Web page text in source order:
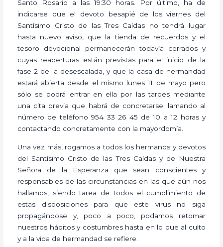
Santo Rosario a las 19:30 horas. Por último, ha de
indicarse que el devoto besapié de los viernes del
Santísimo Cristo de las Tres Caídas no tendrá lugar
hasta nuevo aviso, que la tienda de recuerdos y el
tesoro devocional permanecerán todavía cerrados y
cuyas reaperturas están previstas para el inicio de la
fase 2 de la desescalada, y que la casa de hermandad
estará abierta desde el mismo lunes 11 de mayo pero
sólo se podrá entrar en ella por las tardes mediante
una cita previa que habrá de concretarse llamando al
número de teléfono 954 33 26 45 de 10 a 12 horas y
contactando concretamente con la mayordomía.
Una vez más, rogamos a todos los hermanos y devotos
del Santísimo Cristo de las Tres Caídas y de Nuestra
Señora de la Esperanza que sean conscientes y
responsables de las circunstancias en las que aún nos
hallamos, siendo tarea de todos el cumplimiento de
estas disposiciones para que este virus no siga
propagándose y, poco a poco, podamos retomar
nuestros hábitos y costumbres hasta en lo que al culto
y a la vida de hermandad se refiere.